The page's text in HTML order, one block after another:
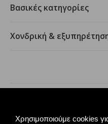
Χρησιμοποιούμε cookies
ΣΑΚΟΥΛΑ ΦΑΝΕΛΑΚΙ
Τιμή
ή
Σακούλες Φανελάκι
Βασικές κατηγορίες
Χονδρική &